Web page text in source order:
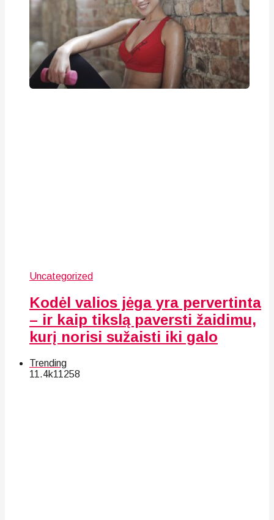
Uncategorized
Kodėl valios jėga yra pervertinta
– ir kaip tikslą paversti žaidimu,
kurį norisi sužaisti iki galo
Trending
11.4k11258